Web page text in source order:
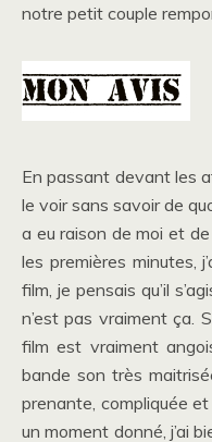
notre petit couple
En passant devant les
le voir sans savoir de
a eu raison de moi et
les premières minutes,
film, je pensais qu’il
n’est pas vraiment ça.
film est vraiment
bande son très
prenante, compliquée
un moment donné, j’ai